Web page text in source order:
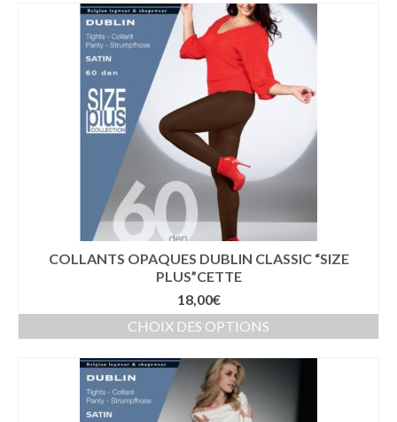
Top – T-Shirt
Laine & Soie
Gilet – Pull
Jupe – Short
Pantalon – Pantacourt
Robe – Combinaison
Veste – Manteau – Coupe vent
Collants
GRANDES TAILLES
HOMMES
ACCESSOIRES
BERMUDA – SHORT
COLLANTS OPAQUES DUBLIN CLASSIC “SIZE
PLUS”CETTE
18,00€
CHOIX DES OPTIONS